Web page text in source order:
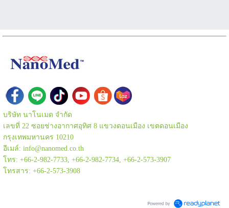
บริษัท นาโนเมด จำกัด
เลขที่ 22 ซอยช่างอากาศอุทิศ 8 แขวงดอนเมือง เขตดอนเมือง
กรุงเทพมหานคร 10210
อีเมล์: info@nanomed.co.th
โทร: +66-2-982-7733, +66-2-982-7734, +66-2-573-3907
โทรสาร: +66-2-573-3908